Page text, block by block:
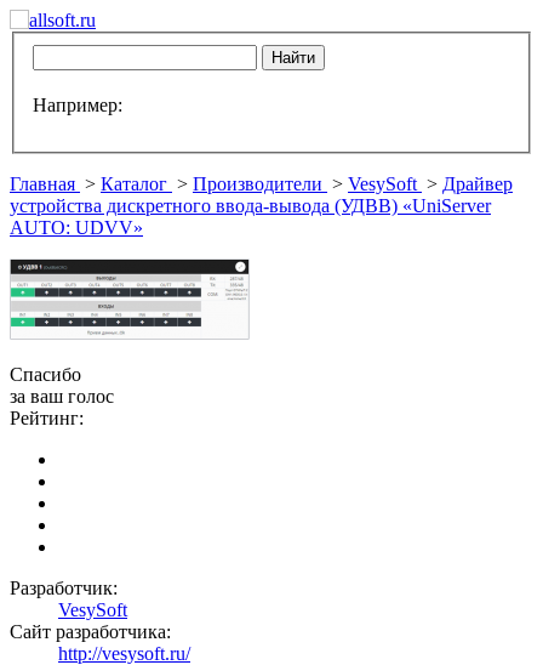
Например:
Главная > Каталог > Производители > VesySoft > Драйвер
устройства дискретного ввода-вывода (УДВВ) «UniServer
AUTO: UDVV»
Спасибо
за ваш голос
Рейтинг:
Разработчик:
VesySoft
Сайт разработчика:
http://vesysoft.ru/